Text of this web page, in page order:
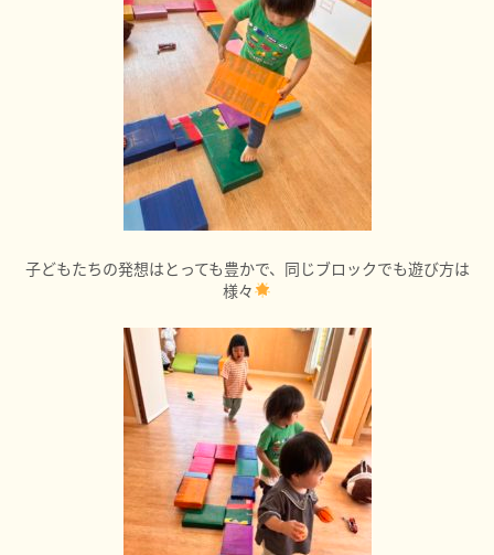
子どもたちの発想はとっても豊かで、同じブロックでも遊び方は
様々